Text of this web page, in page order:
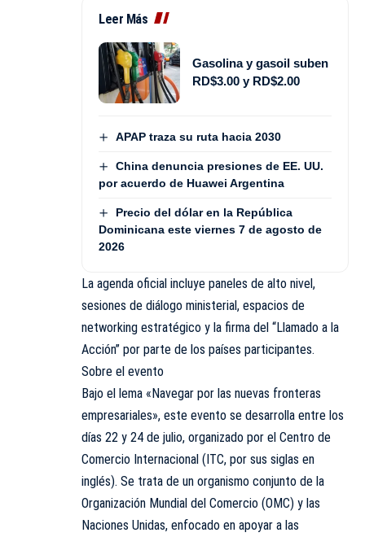
Leer Más
Gasolina y gasoil suben
RD$3.00 y RD$2.00
APAP traza su ruta hacia 2030
China denuncia presiones de EE. UU.
por acuerdo de Huawei Argentina
Precio del dólar en la República
Dominicana este viernes 7 de agosto de
2026
La agenda oficial incluye paneles de alto nivel,
sesiones de diálogo ministerial, espacios de
networking estratégico y la firma del “Llamado a la
Acción” por parte de los países participantes.
Sobre el evento
Bajo el lema «Navegar por las nuevas fronteras
empresariales», este evento se desarrolla entre los
días 22 y 24 de julio, organizado por el Centro de
Comercio Internacional (ITC, por sus siglas en
inglés). Se trata de un organismo conjunto de la
Organización Mundial del Comercio (OMC) y las
Naciones Unidas, enfocado en apoyar a las